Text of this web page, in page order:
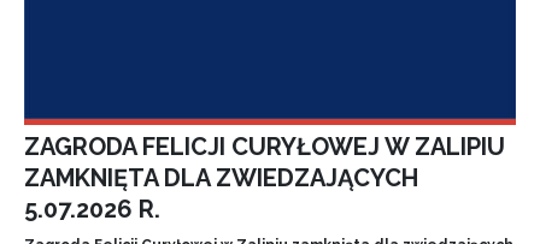
ZAGRODA FELICJI CURYŁOWEJ W ZALIPIU
ZAMKNIĘTA DLA ZWIEDZAJĄCYCH
5.07.2026 R.